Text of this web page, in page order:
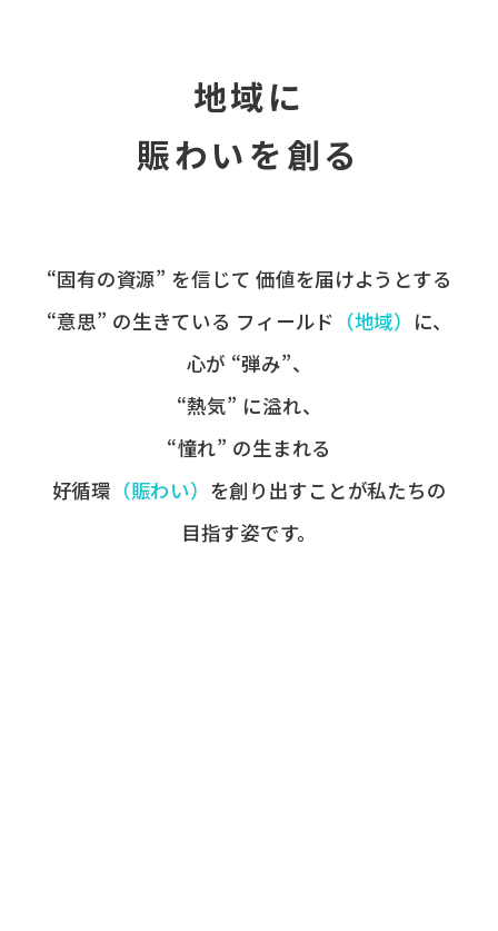
地域に
賑わいを創る
“固有の​資源” を​信じて 価値を​届けようとする​
“意思” の​生きている フィールド ​（地域） に、
心が​ “弾み”、
“熱気” に​溢れ、
“憧れ” の​生まれる
好循環 ​（賑わい） を​創り出すことが​私たちの​
目指す姿です。​